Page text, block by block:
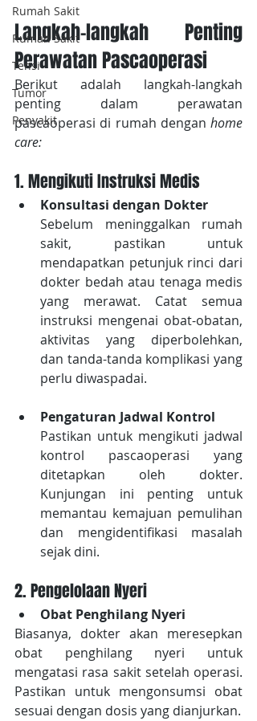
Rumah Sakit
Rumah Sakit
Tensi
Tumor
Penyakit
Langkah-langkah Penting
Perawatan Pascaoperasi
Berikut adalah langkah-langkah
penting dalam perawatan
pascaoperasi di rumah dengan home
care:
1. Mengikuti Instruksi Medis
Konsultasi dengan Dokter
Sebelum meninggalkan rumah
sakit, pastikan untuk
mendapatkan petunjuk rinci dari
dokter bedah atau tenaga medis
yang merawat. Catat semua
instruksi mengenai obat-obatan,
aktivitas yang diperbolehkan,
dan tanda-tanda komplikasi yang
perlu diwaspadai.
Pengaturan Jadwal Kontrol
Pastikan untuk mengikuti jadwal
kontrol pascaoperasi yang
ditetapkan oleh dokter.
Kunjungan ini penting untuk
memantau kemajuan pemulihan
dan mengidentifikasi masalah
sejak dini.
2. Pengelolaan Nyeri
Obat Penghilang Nyeri
Biasanya, dokter akan meresepkan
obat penghilang nyeri untuk
mengatasi rasa sakit setelah operasi.
Pastikan untuk mengonsumsi obat
sesuai dengan dosis yang dianjurkan.